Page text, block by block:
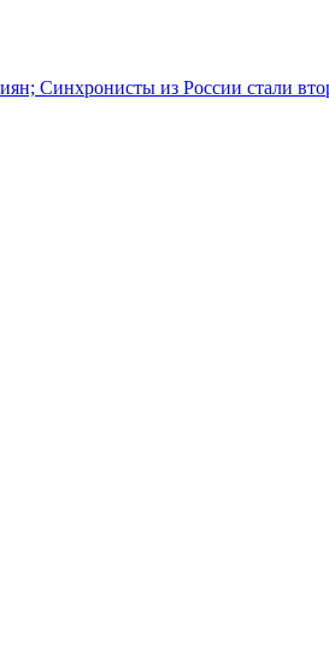
Синхронисты из России стали